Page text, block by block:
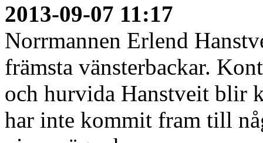
2013-09-07 11:17
Norrmannen Erlend
främsta vänsterbackar.
och hurvida Hanstveit blir
har inte kommit fram till